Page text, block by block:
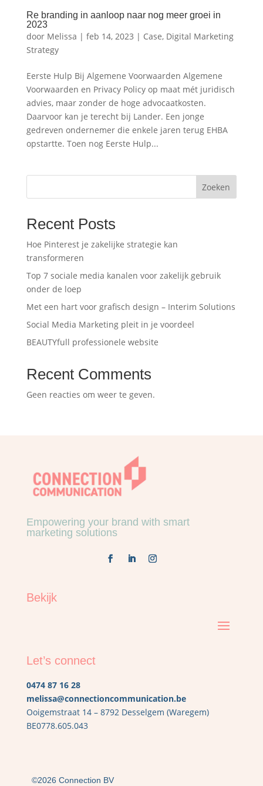
Re branding in aanloop naar nog meer groei in
2023
door Melissa | feb 14, 2023 | Case, Digital Marketing
Strategy
Eerste Hulp Bij Algemene Voorwaarden Algemene
Voorwaarden en Privacy Policy op maat mét juridisch
advies, maar zonder de hoge advocaatkosten.
Daarvoor kan je terecht bij Lander. Een jonge
gedreven ondernemer die enkele jaren terug EHBA
opstartte. Toen nog Eerste Hulp...
Zoeken
Recent Posts
Hoe Pinterest je zakelijke strategie kan
transformeren
Top 7 sociale media kanalen voor zakelijk gebruik
onder de loep
Met een hart voor grafisch design – Interim Solutions
Social Media Marketing pleit in je voordeel
BEAUTYfull professionele website
Recent Comments
Geen reacties om weer te geven.
Empowering your brand with smart
marketing solutions
Bekijk
Let’s connect
0474 87 16 28
melissa@connectioncommunication.be
Ooigemstraat 14 – 8792 Desselgem (Waregem)
BE0778.605.043
©2026 Connection BV